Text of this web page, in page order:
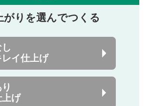
がりを選んでつくる
イ仕上げ
上げ